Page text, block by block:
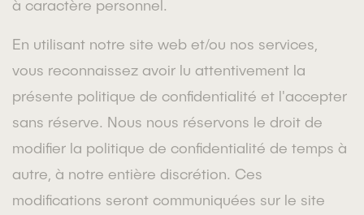
à caractère personnel.
En utilisant notre site web et/ou nos services,
vous reconnaissez avoir lu attentivement la
présente politique de confidentialité et l'accepter
sans réserve. Nous nous réservons le droit de
modifier la politique de confidentialité de temps à
autre, à notre entière discrétion. Ces
modifications seront communiquées sur le site